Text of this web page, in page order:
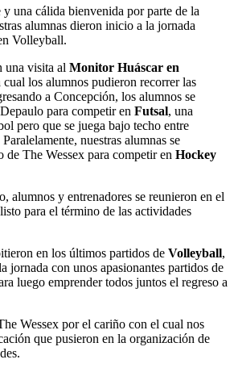
una cálida bienvenida por parte de la
alumnas dieron inicio a la jornada
Volleyball.
una visita al Monitor Huáscar en
cual los alumnos pudieron recorrer las
a Concepción, los alumnos se
para competir en Futsal, una
pero que se juega bajo techo entre
nuestras alumnas se
de The Wessex para competir en Hockey
alumnos y entrenadores se reunieron en el
para el término de las actividades
en los últimos partidos de Volleyball,
jornada con unos apasionantes partidos de
luego emprender todos juntos el regreso a
Wessex por el cariño con el cual nos
que pusieron en la organización de